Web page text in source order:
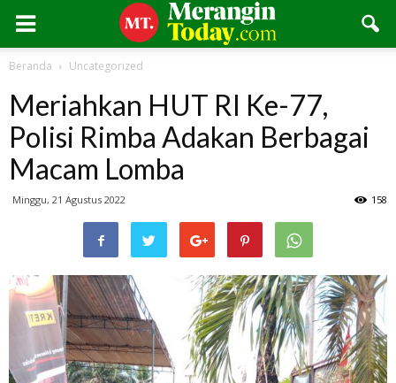
Beranda Uncategorized
Meriahkan HUT RI Ke-77,
Polisi Rimba Adakan Berbagai
Macam Lomba
Minggu, 21 Agustus 2022 158